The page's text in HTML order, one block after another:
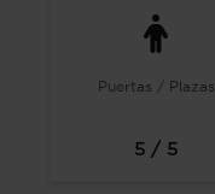
Puertas / Plazas
5 / 5